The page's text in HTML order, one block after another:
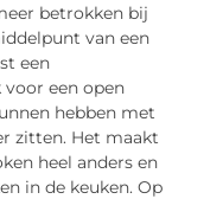
betrokken bij
van een
een
een open
hebben met
zitten. Het maakt
heel anders en
in de keuken. Op